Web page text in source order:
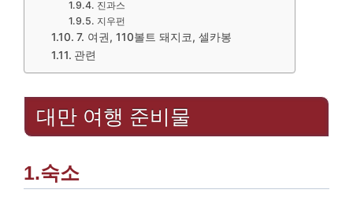
진과스
지우펀
7. 여권, 110볼트 돼지코, 셀카봉
관련
대만 여행 준비물
1.숙소